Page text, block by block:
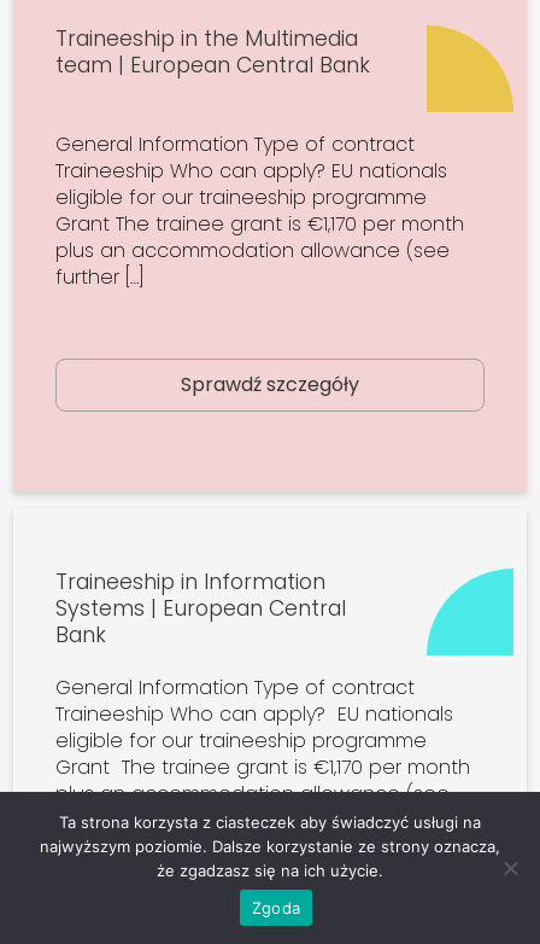
Traineeship in the Multimedia
team | European Central Bank
General Information Type of contract
Traineeship Who can apply? EU nationals
eligible for our traineeship programme
Grant The trainee grant is €1,170 per month
plus an accommodation allowance (see
further […]
Sprawdź szczegóły
Traineeship in Information
Systems | European Central
Bank
General Information Type of contract
Traineeship Who can apply? EU nationals
eligible for our traineeship programme
Grant The trainee grant is €1,170 per month
plus an accommodation allowance (see
further […]
Sprawdź szczegóły
Ta strona korzysta z ciasteczek aby świadczyć usługi na
najwyższym poziomie. Dalsze korzystanie ze strony oznacza,
że zgadzasz się na ich użycie.
Zgoda